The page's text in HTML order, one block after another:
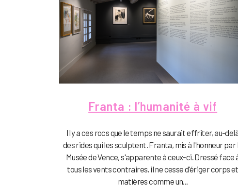
Franta : l’humanité à vif
Il y a ces rocs que le temps ne saurait effriter, au-
des rides qui les sculptent. Franta, mis à l'honneur par
Musée de Vence, s'apparente à ceux-ci. Dressé face
tous les vents contraires, il ne cesse d'ériger corps et
matières comme un...